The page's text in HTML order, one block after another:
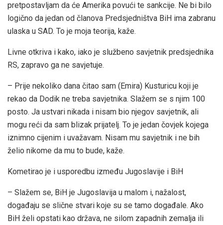
pretpostavljam da će Amerika povući te sankcije. Ne bi bilo
logično da jedan od članova Predsjedništva BiH ima zabranu
ulaska u SAD. To je moja teorija, kaže.
Livne otkriva i kako, iako je službeno savjetnik predsjednika
RS, zapravo ga ne savjetuje.
– Prije nekoliko dana čitao sam (Emira) Kusturicu koji je
rekao da Dodik ne treba savjetnika. Slažem se s njim 100
posto. Ja ustvari nikada i nisam bio njegov savjetnik, ali
mogu reći da sam blizak prijatelj. To je jedan čovjek kojega
iznimno cijenim i uvažavam. Nisam mu savjetnik i ne bih
želio nikome da mu to bude, kaže.
Kometirao je i usporedbu između Jugoslavije i BiH
– Slažem se, BiH je Jugoslavija u malom i, nažalost,
događaju se slične stvari koje su se tamo događale. Ako
BiH želi opstati kao država, ne silom zapadnih zemalja ili